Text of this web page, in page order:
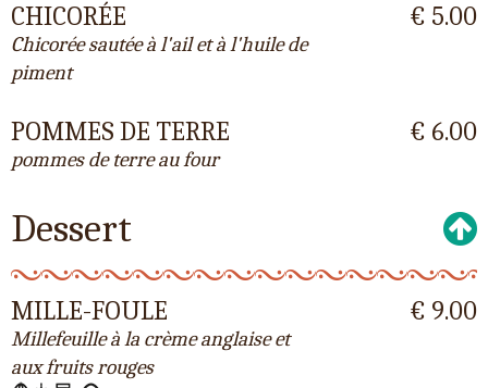
CHICORÉE
Chicorée sautée à l'ail et à l'huile de
piment
€ 5.00
POMMES DE TERRE
pommes de terre au four
€ 6.00
Dessert
MILLE-FOULE
Millefeuille à la crème anglaise et
aux fruits rouges
€ 9.00